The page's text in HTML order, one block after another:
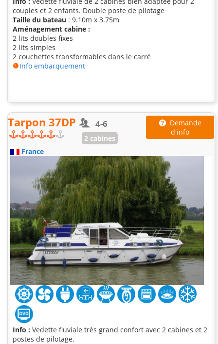
couples et 2 enfants. Double poste de pilotage
Taille du bateau : 9.10m x 3.75m
Aménagement cabine :
2 lits doubles fixes
2 lits simples
2 couchettes transformables dans le carré
Info embarquement
Tarpon 37DP 4-6
2 cabines
Demande
d'info
France
Info : Vedette fluviale très grand confort avec 2 cabines et 2
postes de pilotage.